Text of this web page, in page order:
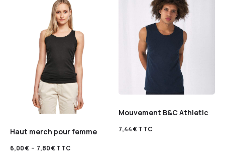
Haut merch pour femme
6,00€ – 7,80€TTC
Mouvement B&C Athletic
7,44€TTC